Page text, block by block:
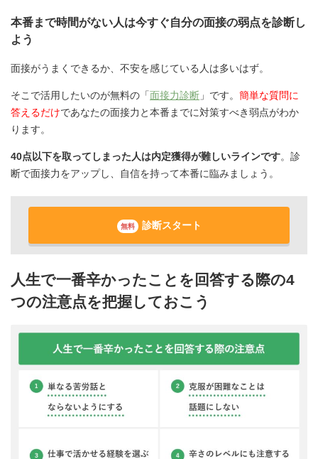
本番まで時間がない人は今すぐ自分の面接の弱点を診断し
よう
面接がうまくできるか、不安を感じている人は多いはず。
そこで活用したいのが無料の「面接力診断 」です。 簡単な質問に
答えるだけであなたの面接力と本番までに対策すべき弱点がわか
ります。
40点以下を取ってしまった人は内定獲得が難しいラインです。診
断で面接力をアップし、自信を持って本番に臨みましょう。
無料 診断スタート
人生で一番辛かったことを回答する際の4
つの注意点を把握しておこう